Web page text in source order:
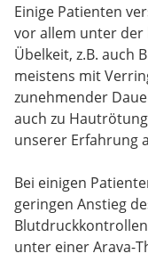
Einige Patienten
vor allem unter der
Übelkeit, z.B. auch
meistens mit
zunehmender
auch zu
unserer Erfahrung
Bei einigen
geringen Anstieg
unter einer Arava-